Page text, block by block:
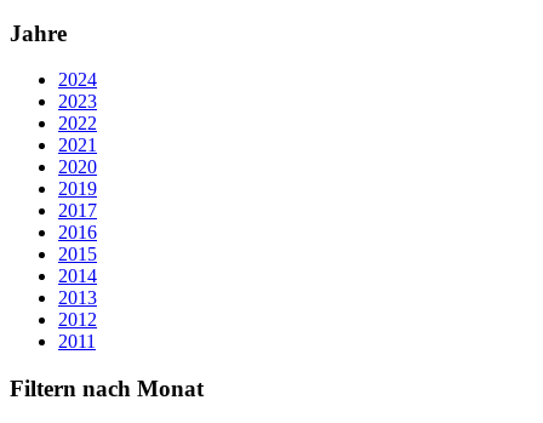
Jahre
2024
2023
2022
2021
2020
2019
2017
2016
2015
2014
2013
2012
2011
Filtern nach Monat